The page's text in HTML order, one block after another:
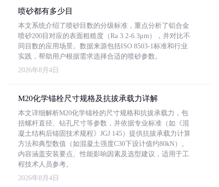
喷砂都有多少目
本文系统介绍了喷砂目数的分级标准，重点分析了铝合金
喷砂200目对应的表面粗糙度（Ra 3.2-6.3μm），并对比不
同目数的应用场景。数据来源包括ISO 8503-1标准和行业
实践，帮助用户根据需求选择合适的喷砂参数。
2026年8月4日
M20化学锚栓尺寸规格及抗拔承载力详解
本文详细解析M20化学锚栓的尺寸规格和抗拔承载力，包
括螺杆直径、钻孔尺寸等参数，并依据专业标准（如《混
凝土结构后锚固技术规程》JGJ 145）提供抗拔承载力计算
方法和典型数值（如混凝土强度C30下设计值约80kN）。
内容涵盖安装要点、性能影响因素及选型建议，适用于工
程技术人员参考。
2026年8月4日